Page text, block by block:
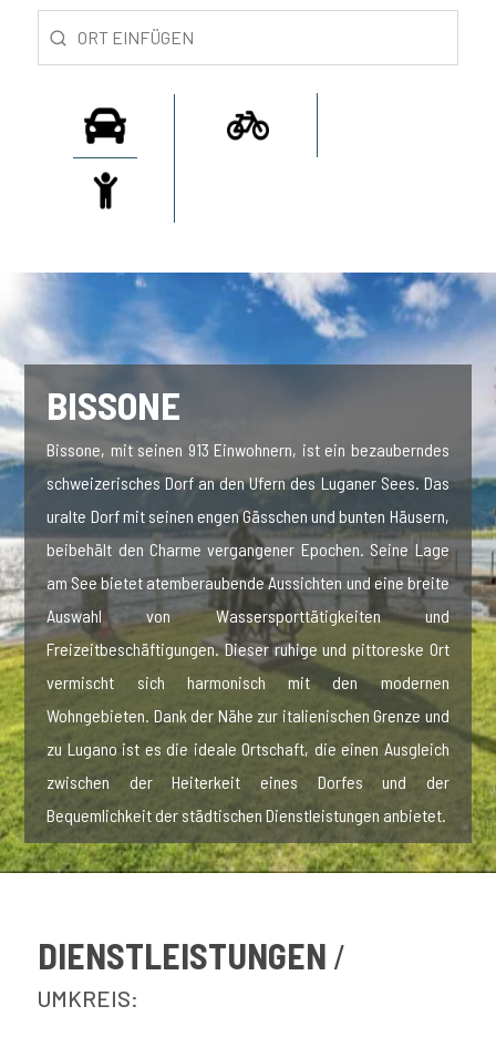
BISSONE
Bissone, mit seinen 913 Einwohnern, ist ein bezauberndes
schweizerisches Dorf an den Ufern des Luganer Sees. Das
uralte Dorf mit seinen engen Gässchen und bunten Häusern,
beibehält den Charme vergangener Epochen. Seine Lage
am See bietet atemberaubende Aussichten und eine breite
Auswahl von Wassersporttätigkeiten und
Freizeitbeschäftigungen. Dieser ruhige und pittoreske Ort
vermischt sich harmonisch mit den modernen
Wohngebieten. Dank der Nähe zur italienischen Grenze und
zu Lugano ist es die ideale Ortschaft, die einen Ausgleich
zwischen der Heiterkeit eines Dorfes und der
Bequemlichkeit der städtischen Dienstleistungen anbietet.
DIENSTLEISTUNGEN
UMKREIS: